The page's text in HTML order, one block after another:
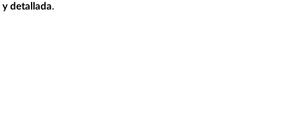
y detallada.